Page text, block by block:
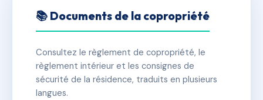
187 RUE DE LA REPUBLIQUE
- MS232965
📍 187 RUE DE LA REPUBLIQUE MOREZ 39400 HAUTS
DE BIENNE
✓ Immatriculée
📚 Documents de la copropriété
Consultez le règlement de copropriété, le
règlement intérieur et les consignes de
sécurité de la résidence, traduits en plusieurs
langues.